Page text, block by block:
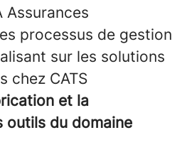
Assurances
processus de gestion
sur les solutions
chez CATS
et la
outils du domaine